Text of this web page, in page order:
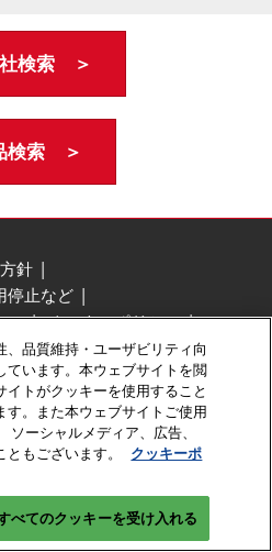
検索 ＞
検索 ＞
針
停止など
ー
クッキーポリシー
品質維持・ユーザビリティ向
ています。本ウェブサイトを閲
トがクッキーを使用すること
す。また本ウェブサイトご使用
ーシャルメディア、広告、
もございます。
クッキーポ
べてのクッキーを受け入れる